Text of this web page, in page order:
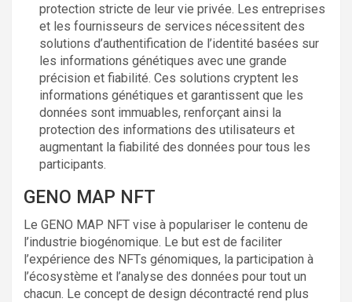
protection stricte de leur vie privée. Les entreprises
et les fournisseurs de services nécessitent des
solutions d’authentification de l’identité basées sur
les informations génétiques avec une grande
précision et fiabilité. Ces solutions cryptent les
informations génétiques et garantissent que les
données sont immuables, renforçant ainsi la
protection des informations des utilisateurs et
augmentant la fiabilité des données pour tous les
participants.
GENO MAP NFT
Le GENO MAP NFT vise à populariser le contenu de
l’industrie biogénomique. Le but est de faciliter
l’expérience des NFTs génomiques, la participation à
l’écosystème et l’analyse des données pour tout un
chacun. Le concept de design décontracté rend plus